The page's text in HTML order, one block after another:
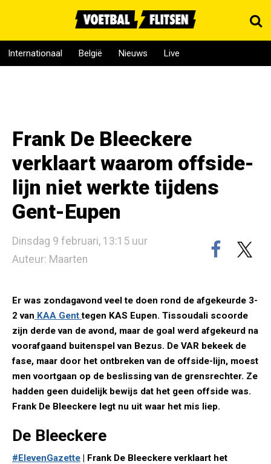
Internationaal België Nieuws Live
Frank De Bleeckere
verklaart waarom offside-
lijn niet werkte tijdens
Gent-Eupen
Dinsdag 9 februari, 13:15 uur
Auteur: Maarten
Er was zondagavond veel te doen rond de afgekeurde 3-
2 van KAA Genttegen KAS Eupen. Tissoudali scoorde
zijn derde van de avond, maar de goal werd afgekeurd na
voorafgaand buitenspel van Bezus. De VAR bekeek de
fase, maar door het ontbreken van de offside-lijn, moest
men voortgaan op de beslissing van de grensrechter. Ze
hadden geen duidelijk bewijs dat het geen offside was.
Frank De Bleeckere legt nu uit waar het mis liep.
De Bleeckere
#ElevenGazette | Frank De Bleeckere verklaart het